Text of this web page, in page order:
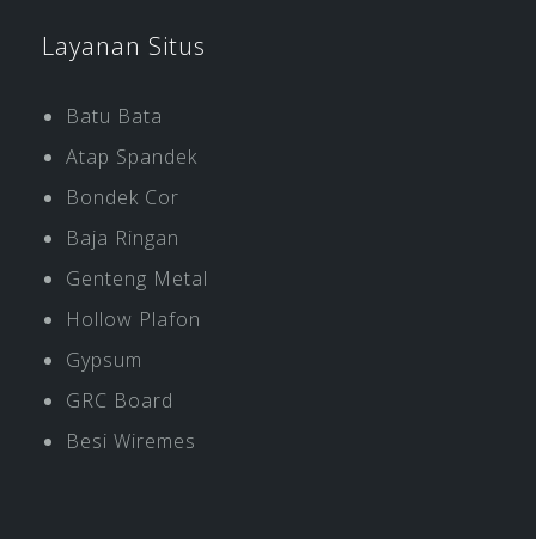
Layanan Situs
Batu Bata
Atap Spandek
Bondek Cor
Baja Ringan
Genteng Metal
Hollow Plafon
Gypsum
GRC Board
Besi Wiremes